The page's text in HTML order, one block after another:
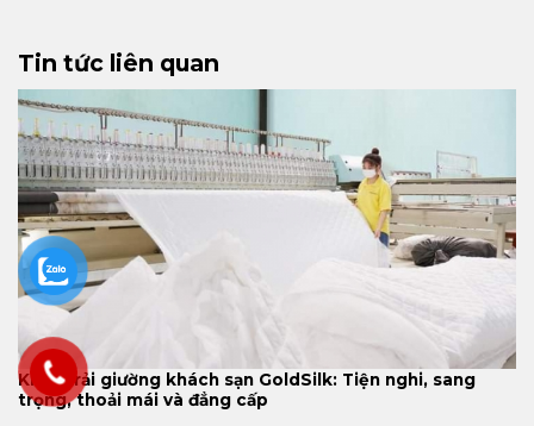
Tin tức liên quan
Khăn trải giường khách sạn GoldSilk: Tiện nghi, sang
trọng, thoải mái và đẳng cấp